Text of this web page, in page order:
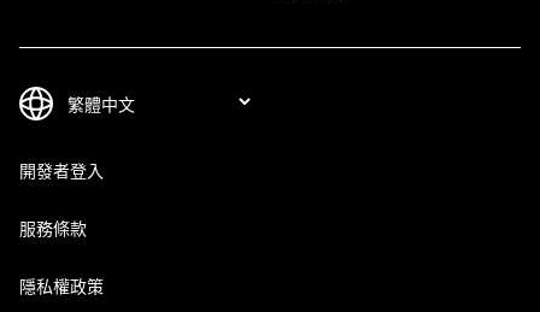
開發者登入
服務條款
隱私權政策